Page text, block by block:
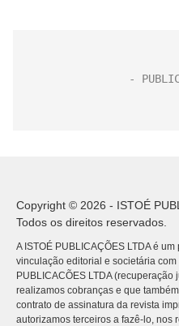
Copyright © 2026 - ISTOÉ
Todos os direitos reservados.
A ISTOÉ PUBLICAÇÕES LTDA é
vinculação editorial e societária com
PUBLICACÕES LTDA
realizamos cobranças e que
contrato de assinatura da revista
autorizamos terceiros a fazê-lo, nos